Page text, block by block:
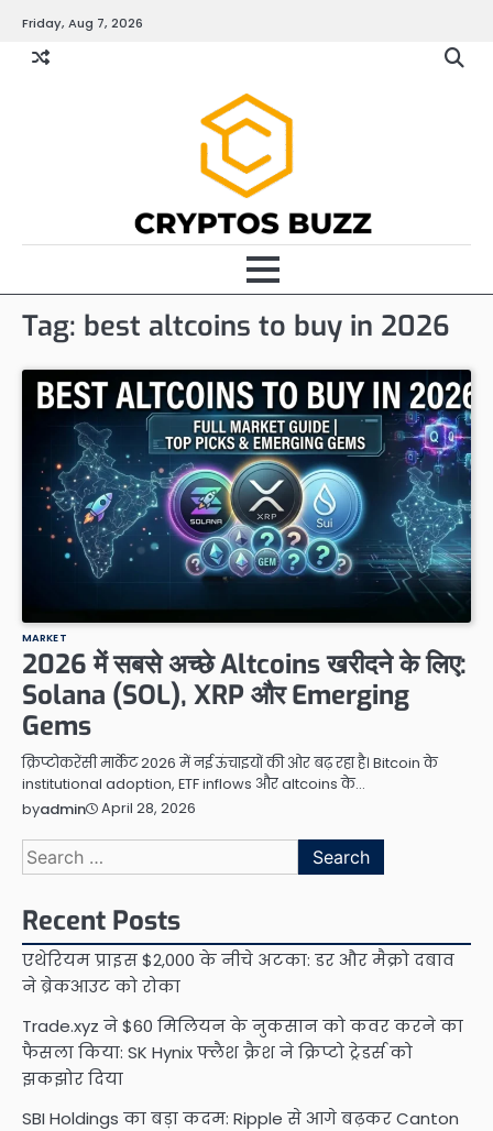
content
Friday, Aug 7, 2026
Tag: best altcoins to buy in 2026
MARKET
2026 में सबसे अच्छे Altcoins खरीदने के लिए:
Solana (SOL), XRP और Emerging
Gems
क्रिप्टोकरेंसी मार्केट 2026 में नई ऊंचाइयों की ओर बढ़ रहा है। Bitcoin के
institutional adoption, ETF inflows और altcoins के…
byadmin April 28, 2026
Search
for:
Recent Posts
एथेरियम प्राइस $2,000 के नीचे अटका: डर और मैक्रो दबाव
ने ब्रेकआउट को रोका
Trade.xyz ने $60 मिलियन के नुकसान को कवर करने का
फैसला किया: SK Hynix फ्लैश क्रैश ने क्रिप्टो ट्रेडर्स को
झकझोर दिया
SBI Holdings का बड़ा कदम: Ripple से आगे बढ़कर Canton